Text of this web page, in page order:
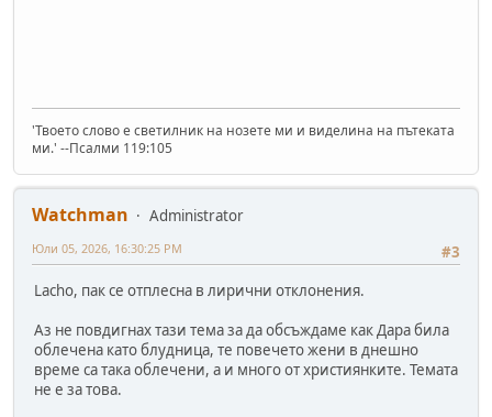
'Твоето слово е светилник на нозете ми и виделина на пътеката
ми.' --Псалми 119:105
Watchman
Administrator
#3
Юли 05, 2026, 16:30:25 PM
Lacho, пак се отплесна в лирични отклонения.
Аз не повдигнах тази тема за да обсъждаме как Дара била
облечена като блудница, те повечето жени в днешно
време са така облечени, а и много от християнките. Темата
не е за това.